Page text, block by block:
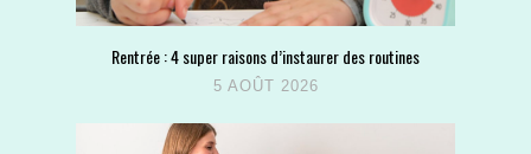
Rentrée : 4 super raisons d’instaurer des routines
5 AOÛT 2026